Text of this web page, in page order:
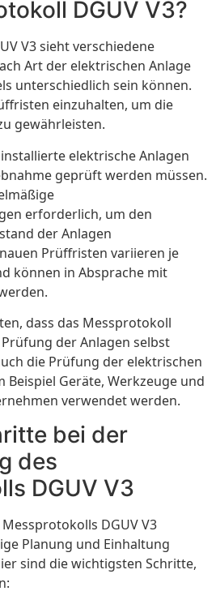
DGUV V3?
V3 sieht verschiedene
Art der elektrischen Anlage
unterschiedlich sein können.
einzuhalten, um die
gewährleisten.
elektrische Anlagen
geprüft werden müssen.
erforderlich, um den
der Anlagen
Prüffristen variieren je
können in Absprache mit
dass das Messprotokoll
der Anlagen selbst
die Prüfung der elektrischen
Beispiel Geräte, Werkzeuge und
verwendet werden.
bei der
des
DGUV V3
DGUV V3
Planung und Einhaltung
sind die wichtigsten Schritte,